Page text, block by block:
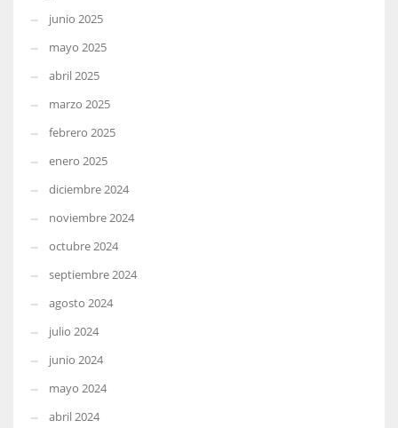
junio 2025
mayo 2025
abril 2025
marzo 2025
febrero 2025
enero 2025
diciembre 2024
noviembre 2024
octubre 2024
septiembre 2024
agosto 2024
julio 2024
junio 2024
mayo 2024
abril 2024